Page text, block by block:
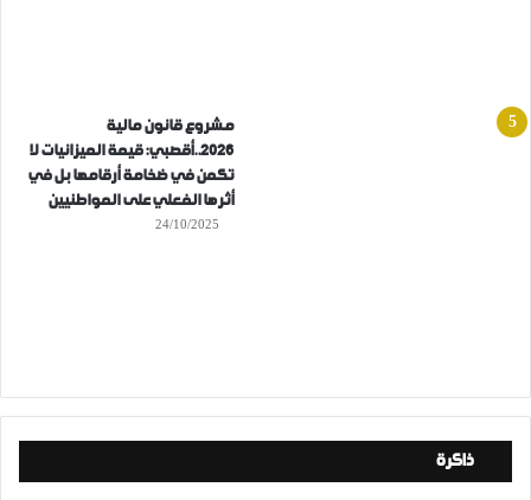
مشروع قانون مالية
2026..أقصبي: قيمة الميزانيات لا
تكمن في ضخامة أرقامها بل في
أثرها الفعلي على المواطنيين
24/10/2025
ذاكرة